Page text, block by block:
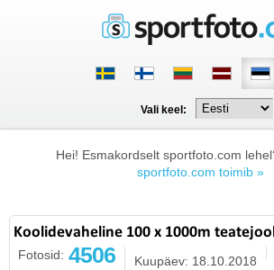
Vali keel:
Hei! Esmakordselt sportfoto.com
sportfoto.com toimib »
Koolidevaheline 100 x 1000m
Fotosid: 4506 Kuupäev: 18.10.2018